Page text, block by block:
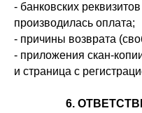
- банковских
производилась оплата;
- причины возврата
- приложения скан-
и страница с
6.